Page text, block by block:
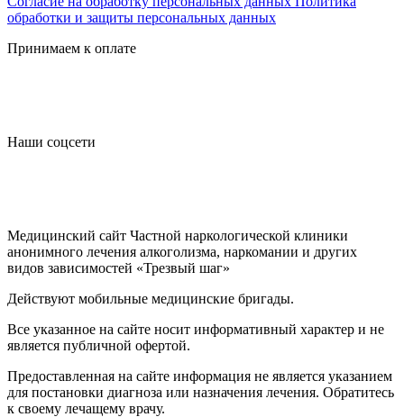
обработки и защиты персональных данных
Принимаем к оплате
Наши соцсети
Медицинский сайт Частной наркологической клиники
анонимного лечения алкоголизма, наркомании и других
видов зависимостей «Трезвый шаг»
Действуют мобильные медицинские бригады.
Все указанное на сайте носит информативный характер и не
является публичной офертой.
Предоставленная на сайте информация не является указанием
для постановки диагноза или назначения лечения. Обратитесь
к своему лечащему врачу.